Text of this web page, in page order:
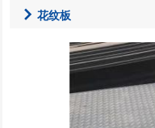
花纹板